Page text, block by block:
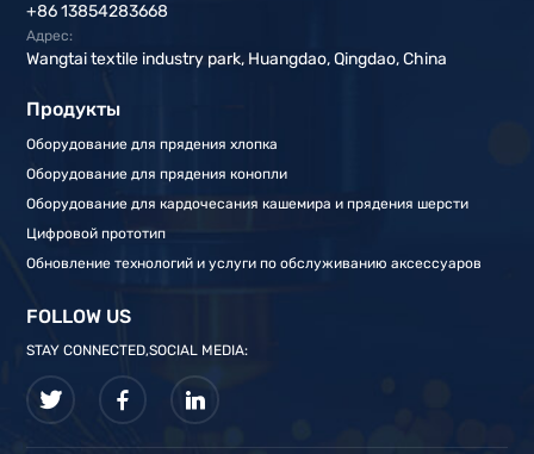
+86 13854283668
Адрес:
Wangtai textile industry park, Huangdao, Qingdao, China
Продукты
Оборудование для прядения хлопка
Оборудование для прядения конопли
Оборудование для кардочесания кашемира и прядения шерсти
Цифровой прототип
Обновление технологий и услуги по обслуживанию аксессуаров
FOLLOW US
STAY CONNECTED,SOCIAL MEDIA: